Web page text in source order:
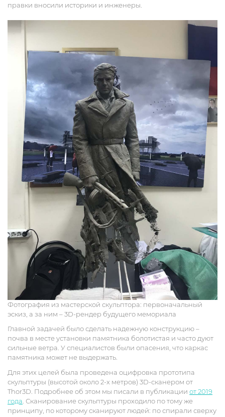
правки вносили историки и инженеры.
Фотография из мастерской скульптора: первоначальный
эскиз, а за ним – 3D-рендер будущего мемориала
Главной задачей было сделать надежную конструкцию –
почва в месте установки памятника болотистая и часто дуют
сильные ветра. У специалистов были опасения, что каркас
памятника может не выдержать.
Для этих целей была проведена оцифровка прототипа
скульптуры (высотой около 2-х метров) 3D-сканером от
Thor3D. Подробнее об этом мы писали в публикации от 2019
года . Сканирование скульптуры проходило по тому же
принципу, по которому сканируют людей: по спирали сверху